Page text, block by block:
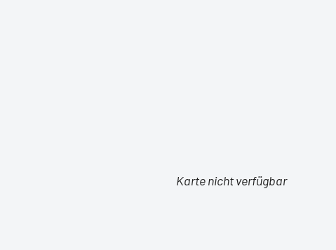
Karte nicht verfügbar